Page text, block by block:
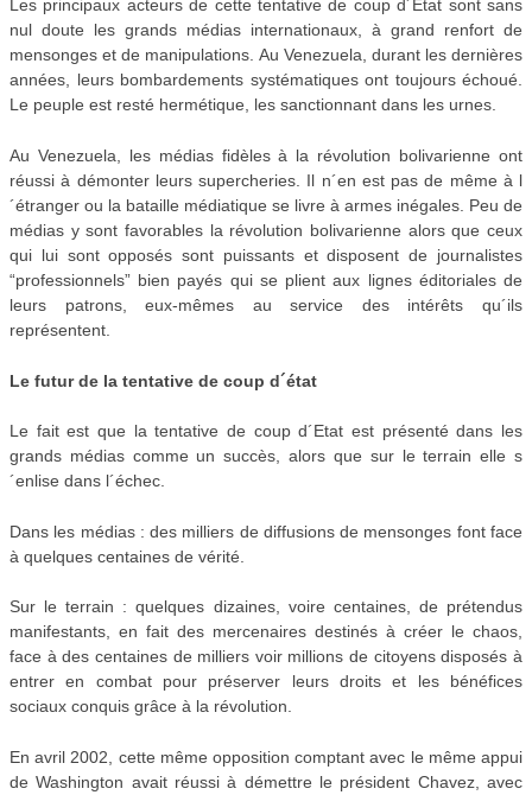
Les principaux acteurs de cette tentative de coup d´Etat sont sans
nul doute les grands médias internationaux, à grand renfort de
mensonges et de manipulations. Au Venezuela, durant les dernières
années, leurs bombardements systématiques ont toujours échoué.
Le peuple est resté hermétique, les sanctionnant dans les urnes.
Au Venezuela, les médias fidèles à la révolution bolivarienne ont
réussi à démonter leurs supercheries. Il n´en est pas de même à l
´étranger ou la bataille médiatique se livre à armes inégales. Peu de
médias y sont favorables la révolution bolivarienne alors que ceux
qui lui sont opposés sont puissants et disposent de journalistes
“professionnels” bien payés qui se plient aux lignes éditoriales de
leurs patrons, eux-mêmes au service des intérêts qu´ils
représentent.
Le futur de la tentative de coup d´état
Le fait est que la tentative de coup d´Etat est présenté dans les
grands médias comme un succès, alors que sur le terrain elle s
´enlise dans l´échec.
Dans les médias : des milliers de diffusions de mensonges font face
à quelques centaines de vérité.
Sur le terrain : quelques dizaines, voire centaines, de prétendus
manifestants, en fait des mercenaires destinés à créer le chaos,
face à des centaines de milliers voir millions de citoyens disposés à
entrer en combat pour préserver leurs droits et les bénéfices
sociaux conquis grâce à la révolution.
En avril 2002, cette même opposition comptant avec le même appui
de Washington avait réussi à démettre le président Chavez, avec